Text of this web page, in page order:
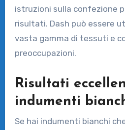
istruzioni sulla confezione
risultati. Dash può essere
vasta gamma di tessuti e
preoccupazioni.
Risultati
indumenti
Se hai indumenti bianchi